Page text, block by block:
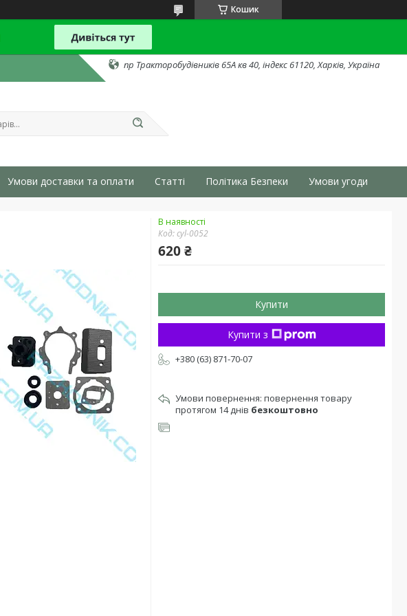
Кошик
пр Тракторобудівників 65А кв 40, індекс 61120, Харків, Україна
Умови доставки та оплати Статті Політика Безпеки Умови угоди
В наявності
Код:cyl-0052
620 ₴
Купити
Купити з
+380 (63) 871-70-07
повернення товару
протягом 14 днів безкоштовно